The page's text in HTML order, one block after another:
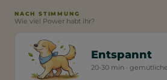
NACH STIMMUNG
Wie viel Power habt ihr?
Entspannt
20-30 min ·